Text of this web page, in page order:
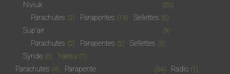
Niviuk (20)
Parachutes (2) Parapentes (13) Sellettes (5)
Sup'air (9)
Parachutes (2) Parapentes (2) Sellettes (3)
Syride (6) Yaesu (1)
Parachutes (4) Parapente (34) Radio (1)